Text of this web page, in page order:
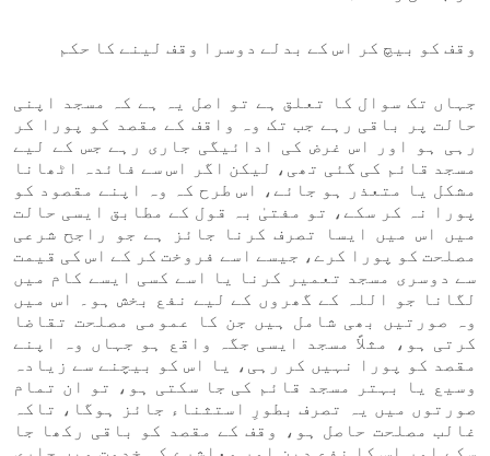
وقف کو بیچ کر اس کے بدلے دوسرا وقف لینے کا حکم
جہاں تک سوال کا تعلق ہے تو اصل یہ ہے کہ مسجد اپنی
حالت پر باقی رہے جب تک وہ واقف کے مقصد کو پورا کر
رہی ہو اور اس غرض کی ادائیگی جاری رہے جس کے لیے
مسجد قائم کی گئی تھی، لیکن اگر اس سے فائدہ اٹھانا
مشکل یا متعذر ہو جائے، اس طرح کہ وہ اپنے مقصود کو
پورا نہ کر سکے، تو مفتیٰ بہ قول کے مطابق ایسی حالت
میں اس میں ایسا تصرف کرنا جائز ہے جو راجح شرعی
مصلحت کو پورا کرے، جیسے اسے فروخت کر کے اس کی قیمت
سے دوسری مسجد تعمیر کرنا یا اسے کسی ایسے کام میں
لگانا جو اللہ کے گھروں کے لیے نفع بخش ہو۔ اس میں
وہ صورتیں بھی شامل ہیں جن کا عمومی مصلحت تقاضا
کرتی ہو، مثلاً مسجد ایسی جگہ واقع ہو جہاں وہ اپنے
مقصد کو پورا نہیں کر رہی، یا اس کو بیچنے سے زیادہ
وسیع یا بہتر مسجد قائم کی جا سکتی ہو، تو ان تمام
صورتوں میں یہ تصرف بطورِ استثناء جائز ہوگا، تاکہ
غالب مصلحت حاصل ہو، وقف کے مقصد کو باقی رکھا جا
سکے اور اس کا نفع دین اور معاشرے کی خدمت میں جاری